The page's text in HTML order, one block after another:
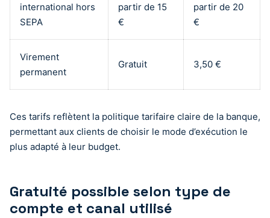
international hors
SEPA
partir de 15
€
partir de 20
€
Virement
permanent
Gratuit 3,50 €
Ces tarifs reflètent la politique tarifaire claire de la banque,
permettant aux clients de choisir le mode d’exécution le
plus adapté à leur budget.
Gratuité possible selon type de
compte et canal utilisé